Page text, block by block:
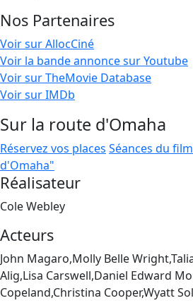
Nos Partenaires
Voir sur AllocCiné
Voir la bande annonce sur Youtube
Voir sur TheMovie Database
Voir sur IMDb
Sur la route d'Omaha
Réservez vos places Séances du
d'Omaha"
Réalisateur
Cole Webley
Acteurs
John Magaro,Molly Belle
Alig,Lisa Carswell,Daniel Edward
Copeland,Christina Cooper,Wyatt